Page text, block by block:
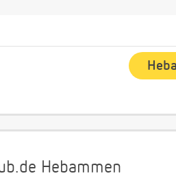
Hebammen